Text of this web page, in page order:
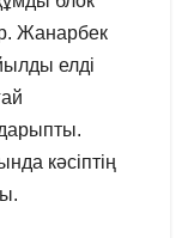
Жанарбек
елді
кәсіптің